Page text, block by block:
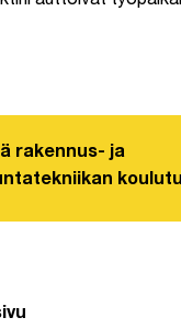
rakennus- ja